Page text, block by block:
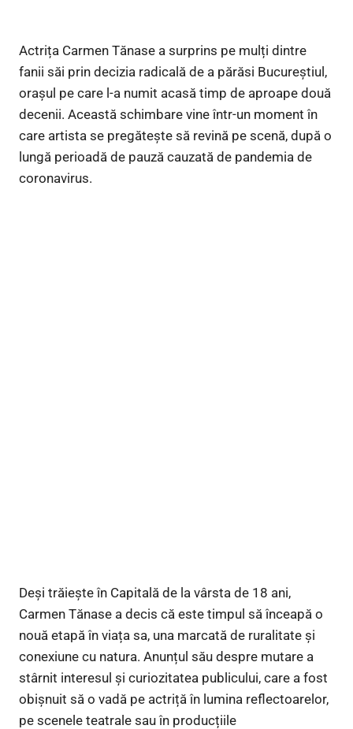
Actrița Carmen Tănase a surprins pe mulți dintre
fanii săi prin decizia radicală de a părăsi Bucureștiul,
orașul pe care l-a numit acasă timp de aproape două
decenii. Această schimbare vine într-un moment în
care artista se pregătește să revină pe scenă, după o
lungă perioadă de pauză cauzată de pandemia de
coronavirus.
Deși trăiește în Capitală de la vârsta de 18 ani,
Carmen Tănase a decis că este timpul să înceapă o
nouă etapă în viața sa, una marcată de ruralitate și
conexiune cu natura. Anunțul său despre mutare a
stârnit interesul și curiozitatea publicului, care a fost
obișnuit să o vadă pe actriță în lumina reflectoarelor,
pe scenele teatrale sau în producțiile